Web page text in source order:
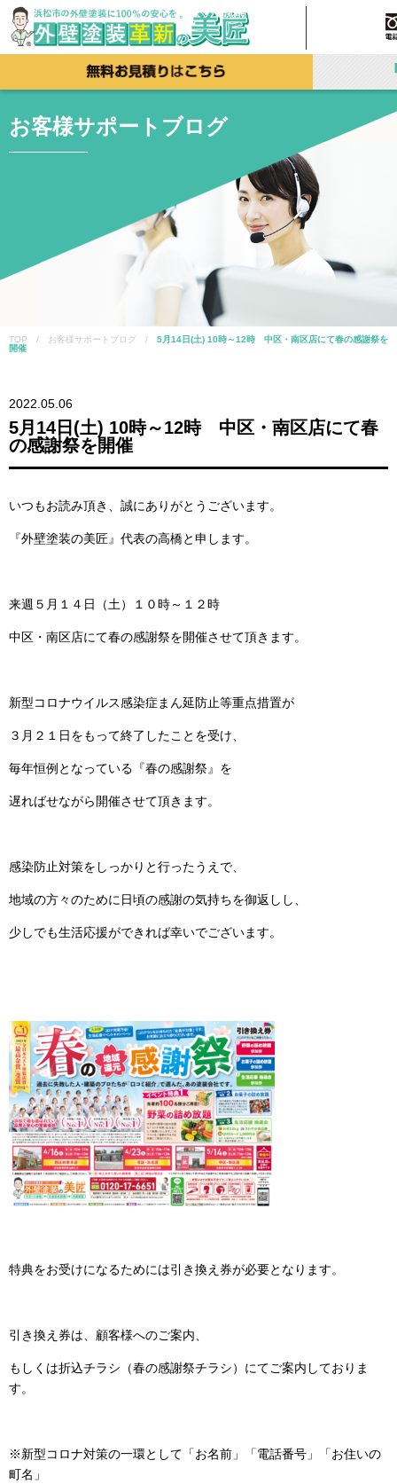
お客様サポートブログ
TOP / お客様サポートブログ / 5月14日(土) 10時～12時 中区・南区店にて春の感謝祭を
開催
2022.05.06
5月14日(土) 10時～12時 中区・南区店にて春
の感謝祭を開催
いつもお読み頂き、誠にありがとうございます。
『外壁塗装の美匠』代表の高橋と申します。
来週５月１４日（土）１０時～１２時
中区・南区店にて春の感謝祭を開催させて頂きます。
新型コロナウイルス感染症まん延防止等重点措置が
３月２１日をもって終了したことを受け、
毎年恒例となっている『春の感謝祭』を
遅ればせながら開催させて頂きます。
感染防止対策をしっかりと行ったうえで、
地域の方々のために日頃の感謝の気持ちを御返しし、
少しでも生活応援ができれば幸いでございます。
特典をお受けになるためには引き換え券が必要となります。
引き換え券は、顧客様へのご案内、
もしくは折込チラシ（春の感謝祭チラシ）にてご案内しておりま
す。
※新型コロナ対策の一環として「お名前」「電話番号」「お住いの
町名」